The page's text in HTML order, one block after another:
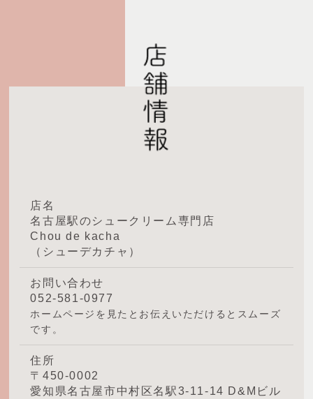
店名
名古屋駅のシュークリーム専門店
Chou de kacha
（シューデカチャ）
お問い合わせ
052-581-0977
ホームページを見たとお伝えいただけるとスムーズ
です。
住所
〒450-0002
愛知県名古屋市中村区名駅3-11-14 D&Mビル